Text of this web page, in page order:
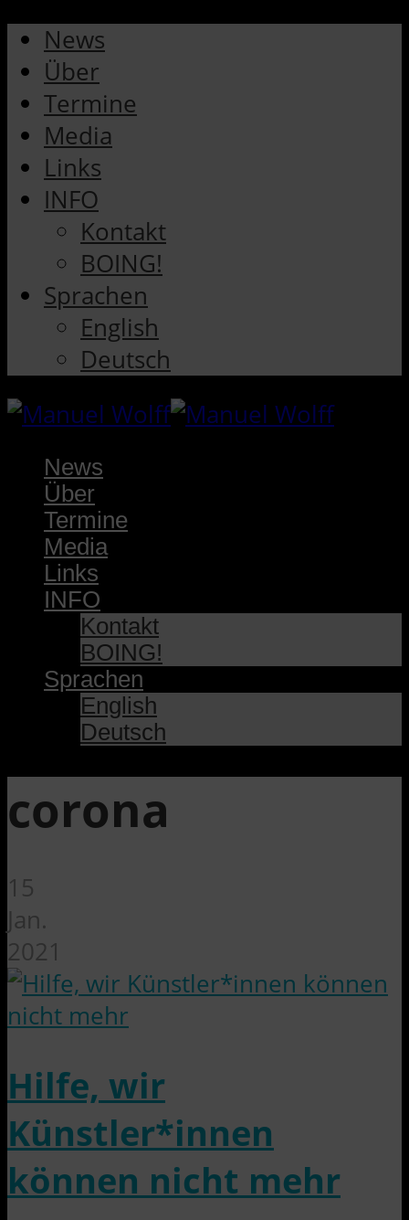
News
Über
Termine
Media
Links
INFO
Kontakt
BOING!
Sprachen
English
Deutsch
News
Über
Termine
Media
Links
INFO
Kontakt
BOING!
Sprachen
English
Deutsch
corona
15
Jan.
2021
Hilfe, wir
Künstler*innen
können nicht mehr